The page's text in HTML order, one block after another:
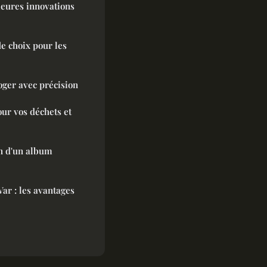
innovations
choix pour les
avec précision
vos déchets et
d'un album
: les avantages